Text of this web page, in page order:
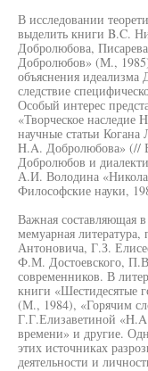
В исследовании
выделить книги B.C.
Добролюбова,
Добролюбов» (М.,
объяснения идеализма
следствие
Особый интерес
«Творческое
научные статьи
H.A. Добролюбова»
Добролюбов и
А.И. Володина
Философские науки,
Важная составляющая
мемуарная
Антоновича, Г.З.
Ф.М. Достоевского,
современников. В
книги «Шестидесятые
(М., 1984), «Горячим
Г.Г.Елизаветиной
времени» и другие.
этих источниках
деятельности и